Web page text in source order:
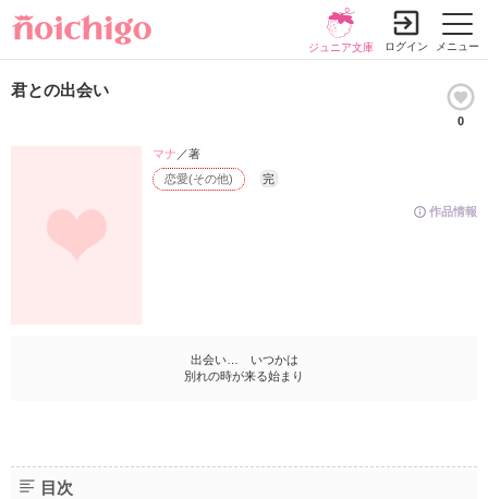
メニュー
ジュニア文庫 ログイン
君との出会い
0
作品情報
恋愛(その他) 完
マナ ／著
出会い… いつかは
別れの時が来る始まり
目次